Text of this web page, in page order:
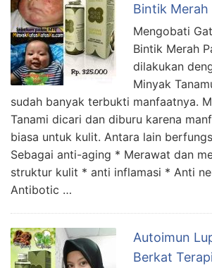
Bintik Merah
Mengobati
Bintik Merah
dilakukan
Minyak
sudah banyak terbukti manfaatnya.
Tanami dicari dan diburu karena
biasa untuk kulit. Antara lain
Sebagai anti-aging * Merawat dan
struktur kulit * anti inflamasi * Anti
Antibotic …
Autoimun
Berkat